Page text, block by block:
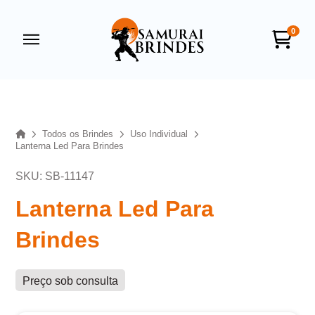
0
HomeTodos os Brindes
Uso Individual
Lanterna Led Para Brindes
SKU: SB-11147
Lanterna Led Para
Brindes
Preço sob consulta